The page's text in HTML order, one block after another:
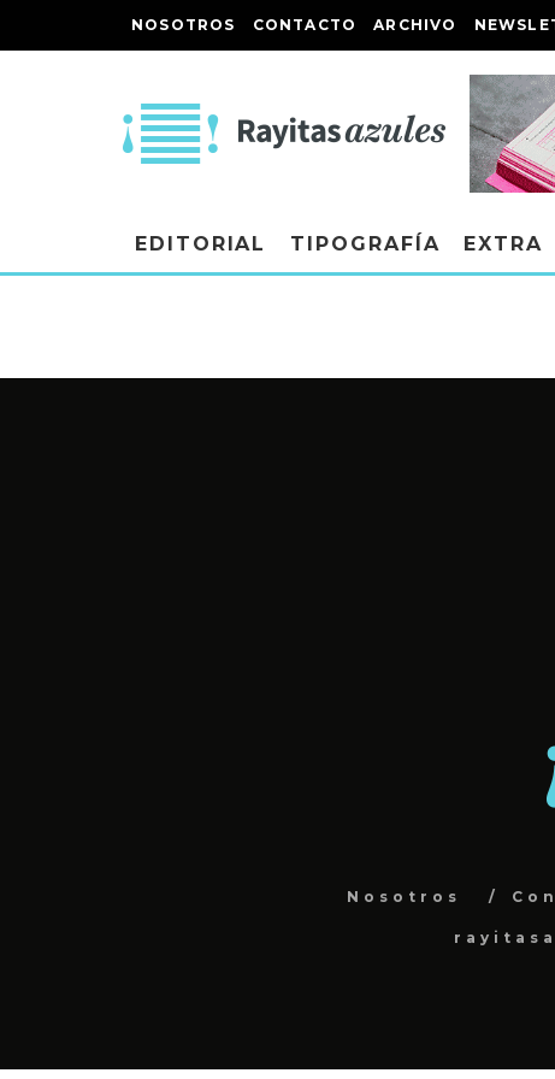
NOSOTROS CONTACTO ARCHIVO
EDITORIAL TIPOGRAFÍA EXTRA
Nosotros